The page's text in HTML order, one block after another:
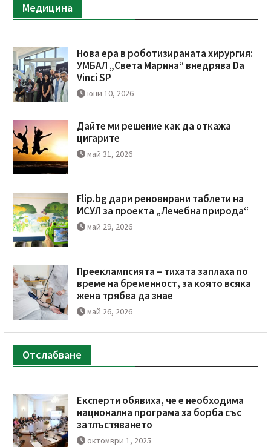
Медицина
Нова ера в роботизираната хирургия:
УМБАЛ „Света Марина“ внедрява Da
Vinci SP
юни 10, 2026
Дайте ми решение как да откажа
цигарите
май 31, 2026
Flip.bg дари реновирани таблети на
ИСУЛ за проекта „Лечебна природа“
май 29, 2026
Прееклампсията – тихата заплаха по
време на бременност, за която всяка
жена трябва да знае
май 26, 2026
Отслабване
Експерти обявиха, че е необходима
национална програма за борба със
затлъстяването
октомври 1, 2025